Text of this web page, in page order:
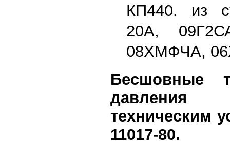
КП440. из
20А,
08ХМФЧА,
Бесшовные
давления
техническим
11017-80.